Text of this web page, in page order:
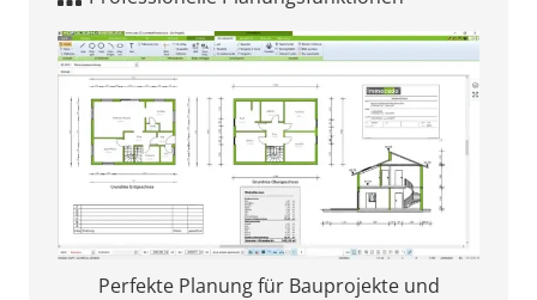
Perfekte Planung für Bauprojekte und